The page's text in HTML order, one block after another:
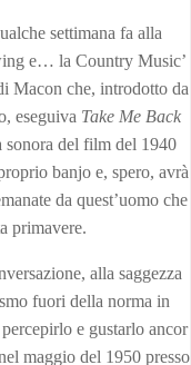
settimana fa alla
e… la Country Music’
Macon che, introdotto da
eseguiva Take Me Back
del film del 1940
banjo e, spero, avrà
da quest’uomo che
primavere.
alla saggezza
fuori della norma in
e gustarlo ancor
maggio del 1950 presso